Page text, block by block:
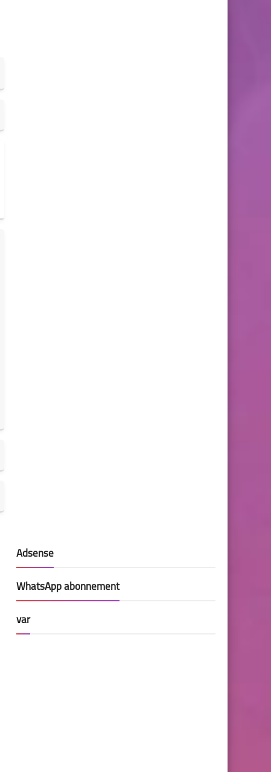
Adsense
WhatsApp abonnement
var